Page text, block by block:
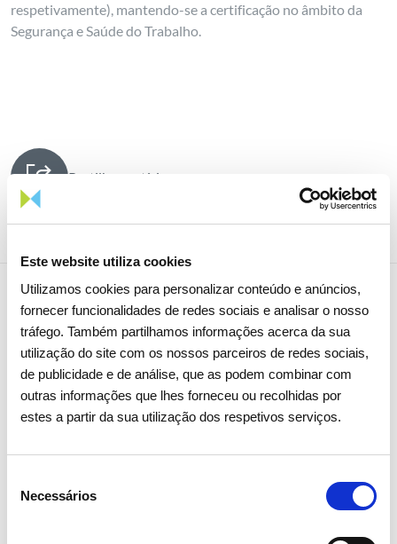
Este website utiliza cookies
Utilizamos cookies para personalizar conteúdo e anúncios,
fornecer funcionalidades de redes sociais e analisar o nosso
tráfego. Também partilhamos informações acerca da sua
utilização do site com os nossos parceiros de redes sociais,
de publicidade e de análise, que as podem combinar com
outras informações que lhes forneceu ou recolhidas por
estes a partir da sua utilização dos respetivos serviços.
Necessários
respetivamente), mantendo-se a certificação no âmbito da
Segurança e Saúde do Trabalho.
Partilhar notícia
Notícias relacionadas